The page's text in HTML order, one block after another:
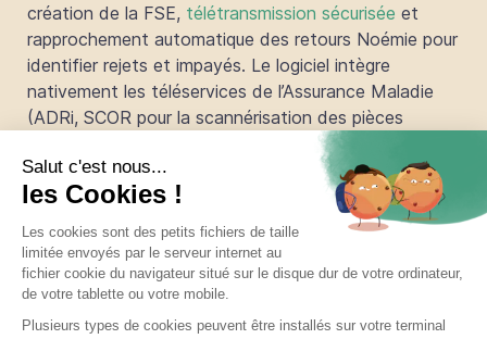
création de la FSE, télétransmission sécurisée et
rapprochement automatique des retours Noémie pour
identifier rejets et impayés. Le logiciel intègre
nativement les téléservices de l’Assurance Maladie
(ADRi, SCOR pour la scannérisation des pièces
justificatives, INSi, SEL AMC pour le tiers payant
complémentaire).
DrSanté estagréé SESAM-Vitale pour les
auxiliaires médicaux depuis 2017
. Concrètement,
chaque infirmier équipé peut facturer en tiers payant,
gérer ses pièces justificatives et suivre ses recettes
sans logiciel tiers. Desstatistiques
(répartition des patients, des impayés et des